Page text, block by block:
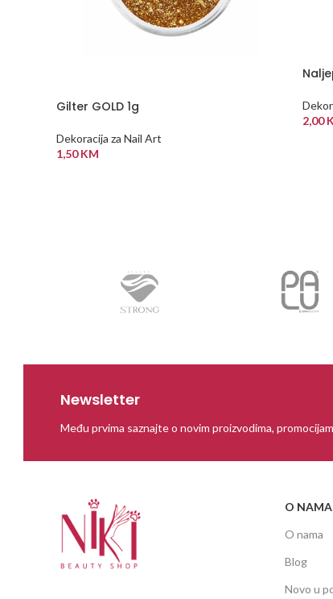
Gilter GOLD 1g
Dekoracija za Nail Art
1,50KM
2,00
Newsletter
Među prvima saznajte o novim proizvodima,
O NAMA
O nama
Blog
Novo u